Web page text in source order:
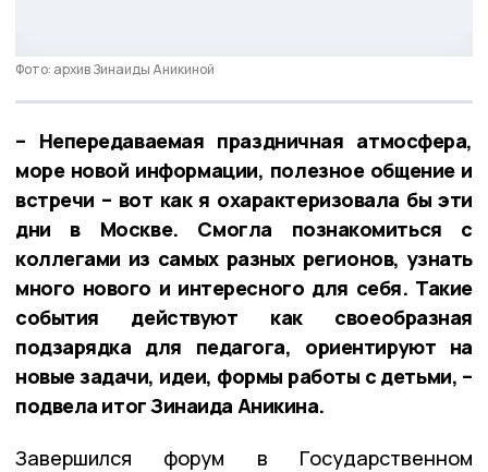
Фото: архив Зинаиды Аникиной
– Непередаваемая праздничная атмосфера,
море новой информации, полезное общение и
встречи – вот как я охарактеризовала бы эти
дни в Москве. Смогла познакомиться с
коллегами из самых разных регионов, узнать
много нового и интересного для себя. Такие
события действуют как своеобразная
подзарядка для педагога, ориентируют на
новые задачи, идеи, формы работы с детьми, –
подвела итог Зинаида Аникина.
Завершился форум в Государственном